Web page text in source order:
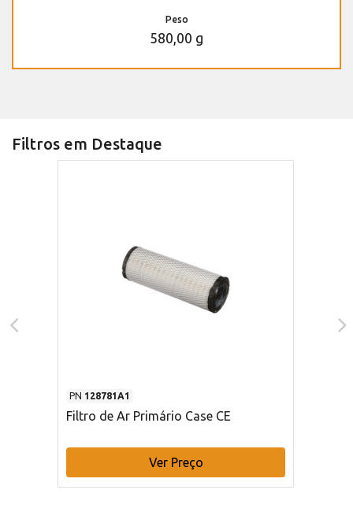
Peso
580,00 g
Filtros em Destaque
PN 128781A1
Filtro de Ar Primário Case CE
Ver Preço